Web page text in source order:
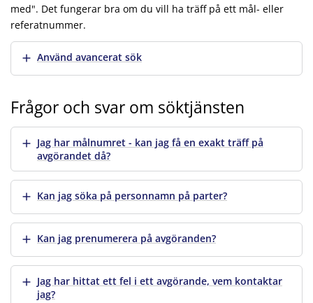
med". Det fungerar bra om du vill ha träff på ett mål- eller
referatnummer.
Visa merAnvänd avancerat sök
Frågor och svar om söktjänsten
Visa merJag har målnumret - kan jag få en exakt träff på
avgörandet då?
Visa merKan jag söka på personnamn på parter?
Visa merKan jag prenumerera på avgöranden?
Visa merJag har hittat ett fel i ett avgörande, vem kontaktar
jag?